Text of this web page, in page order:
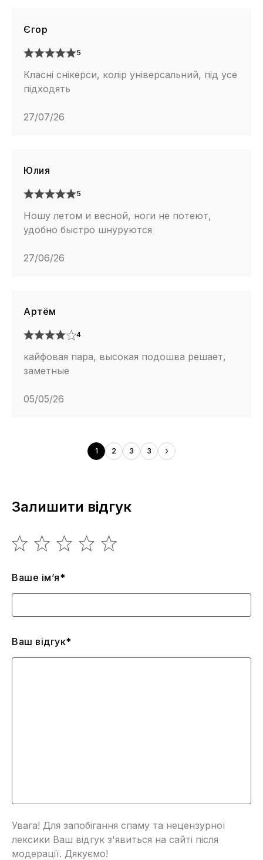
Єгор
5
Класні снікерси, колір універсальний, під усе
підходять
27/07/26
Юлия
5
Ношу летом и весной, ноги не потеют,
удобно быстро шнуруются
27/06/26
Артём
4
кайфовая пара, высокая подошва решает,
заметные
05/05/26
1 2 3 3
Залишити відгук
Ваше ім’я*
Ваш відгук*
Увага! Для запобігання спаму та нецензурної
лексики Ваш відгук з'явиться на сайті після
модерації. Дякуємо!